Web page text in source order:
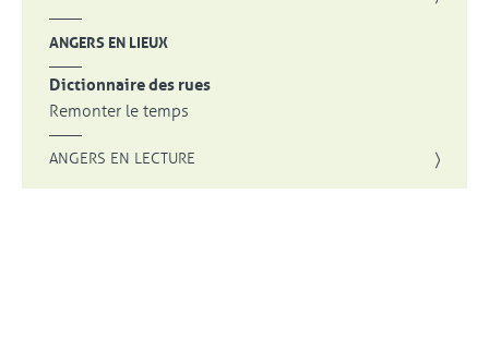
ANGERS EN LIEUX
Dictionnaire des rues
Remonter le temps
ANGERS EN LECTURE